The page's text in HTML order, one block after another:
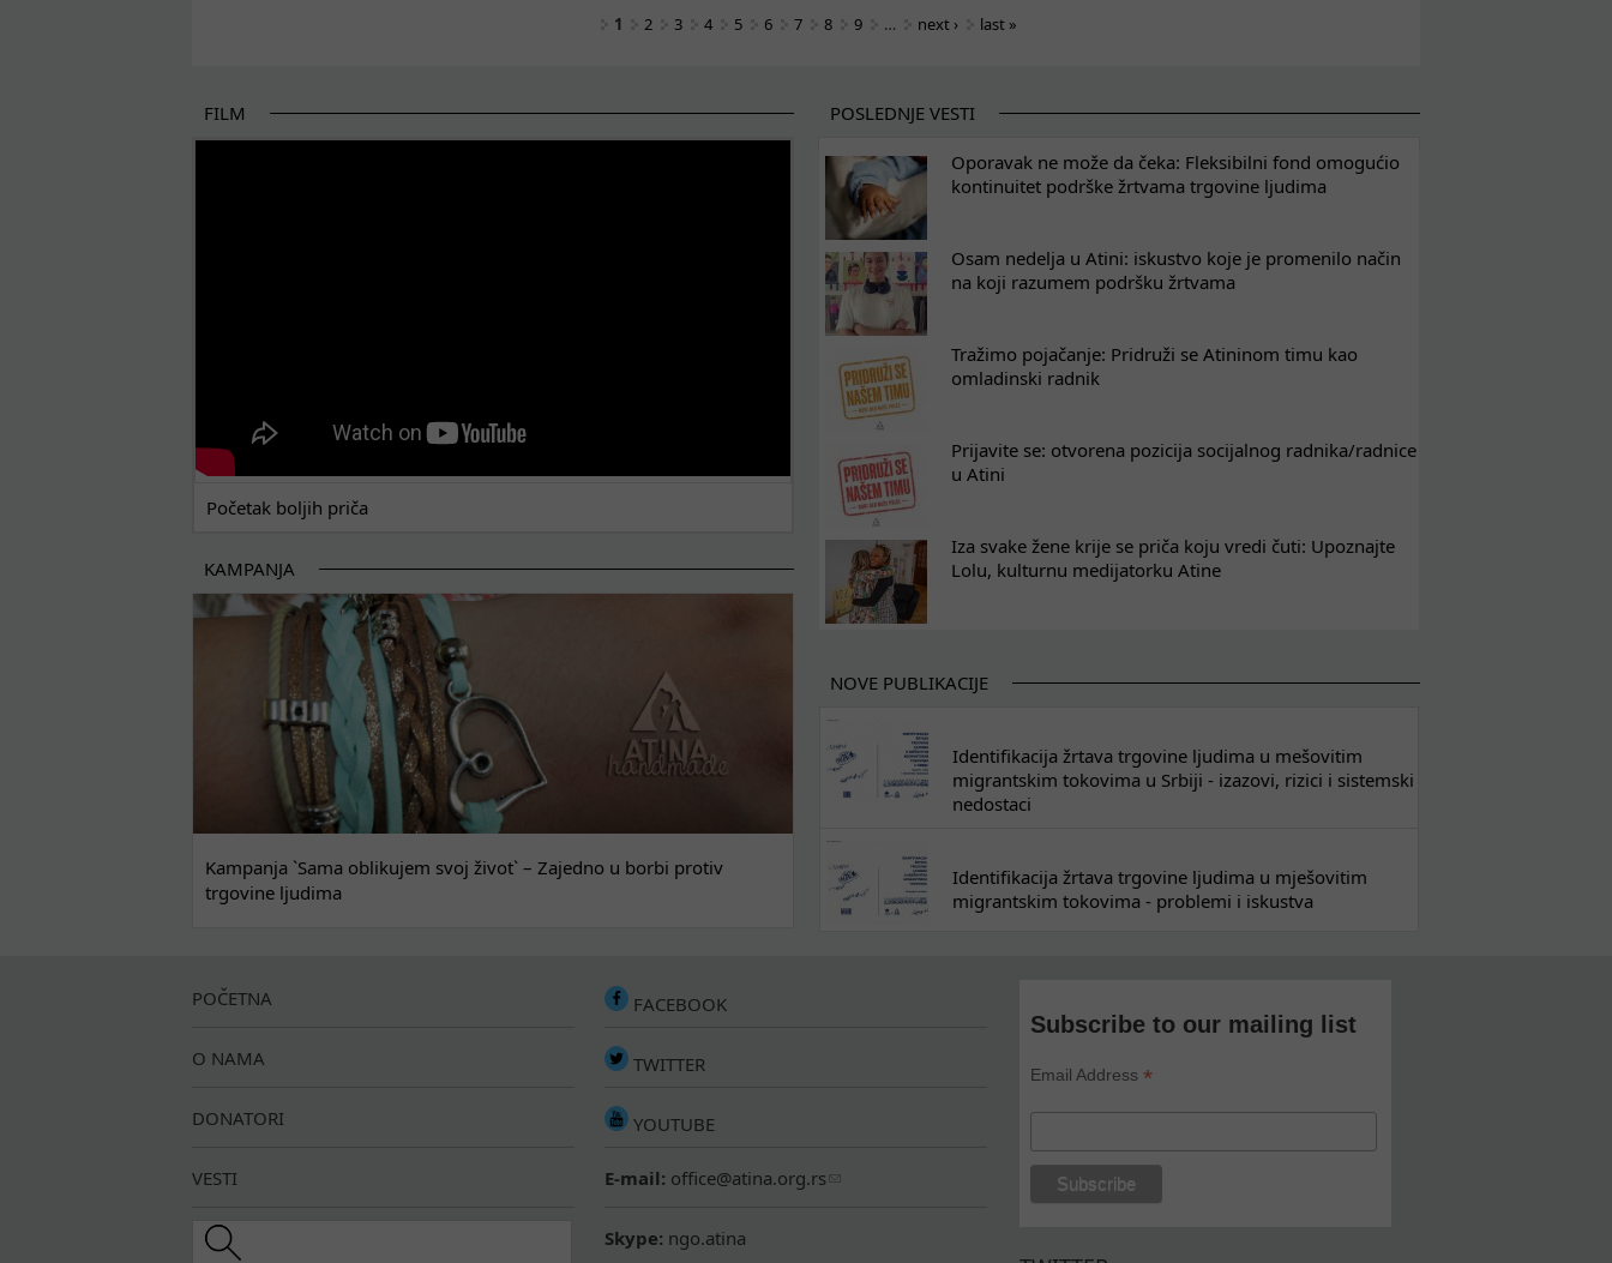
1 2 3 4 5 6 7 8 9 … next › last »
FILM
Početak boljih priča
KAMPANJA
Kampanja `Sama oblikujem svoj život` – Zajedno u borbi protiv
trgovine ljudima
POSLEDNJE VESTI
Oporavak ne može da čeka: Fleksibilni fond omogućio
kontinuitet podrške žrtvama trgovine ljudima
Osam nedelja u Atini: iskustvo koje je promenilo način
na koji razumem podršku žrtvama
Tražimo pojačanje: Pridruži se Atininom timu kao
omladinski radnik
Prijavite se: otvorena pozicija socijalnog radnika/radnice
u Atini
Iza svake žene krije se priča koju vredi čuti: Upoznajte
Lolu, kulturnu medijatorku Atine
NOVE PUBLIKACIJE
Identifikacija žrtava trgovine ljudima u mešovitim
migrantskim tokovima u Srbiji - izazovi, rizici i sistemski
nedostaci
Identifikacija žrtava trgovine ljudima u mješovitim
migrantskim tokovima - problemi i iskustva
POČETNA
O NAMA
DONATORI
VESTI
Search this site
FACEBOOK
TWITTER
YOUTUBE
E-mail: office@atina.org.rs
Skype: ngo.atina
Subscribe to our mailing list
Email Address*